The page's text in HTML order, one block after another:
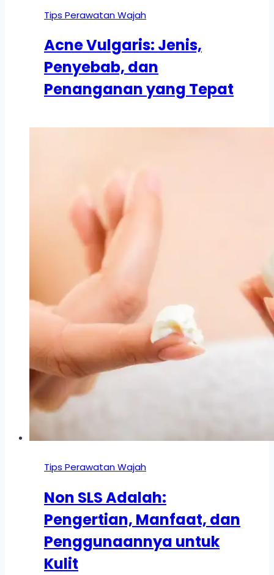
Tips Perawatan Wajah
Acne Vulgaris: Jenis,
Penyebab, dan
Penanganan yang Tepat
Tips Perawatan Wajah
Non SLS Adalah:
Pengertian, Manfaat, dan
Penggunaannya untuk
Kulit